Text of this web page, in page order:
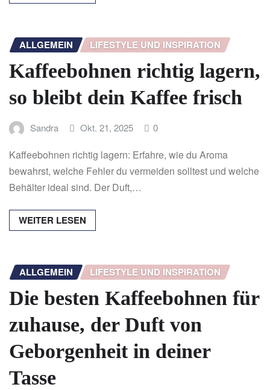
ALLGEMEIN LIFESTYLE UND INSPIRATION
Kaffeebohnen richtig lagern,
so bleibt dein Kaffee frisch
Sandra Okt. 21, 2025 0
Kaffeebohnen richtig lagern: Erfahre, wie du Aroma
bewahrst, welche Fehler du vermeiden solltest und welche
Behälter ideal sind. Der Duft,…
WEITER LESEN
ALLGEMEIN LIFESTYLE UND INSPIRATION
Die besten Kaffeebohnen für
zuhause, der Duft von
Geborgenheit in deiner
Tasse